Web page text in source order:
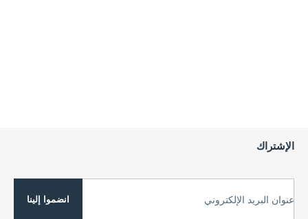
الإشتراك
عنوان البريد الإلكتروني انضموا إلينا